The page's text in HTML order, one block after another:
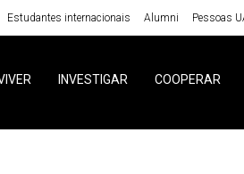
Estudantes internacionais Alumni Pessoas
INVESTIGAR COOPERAR